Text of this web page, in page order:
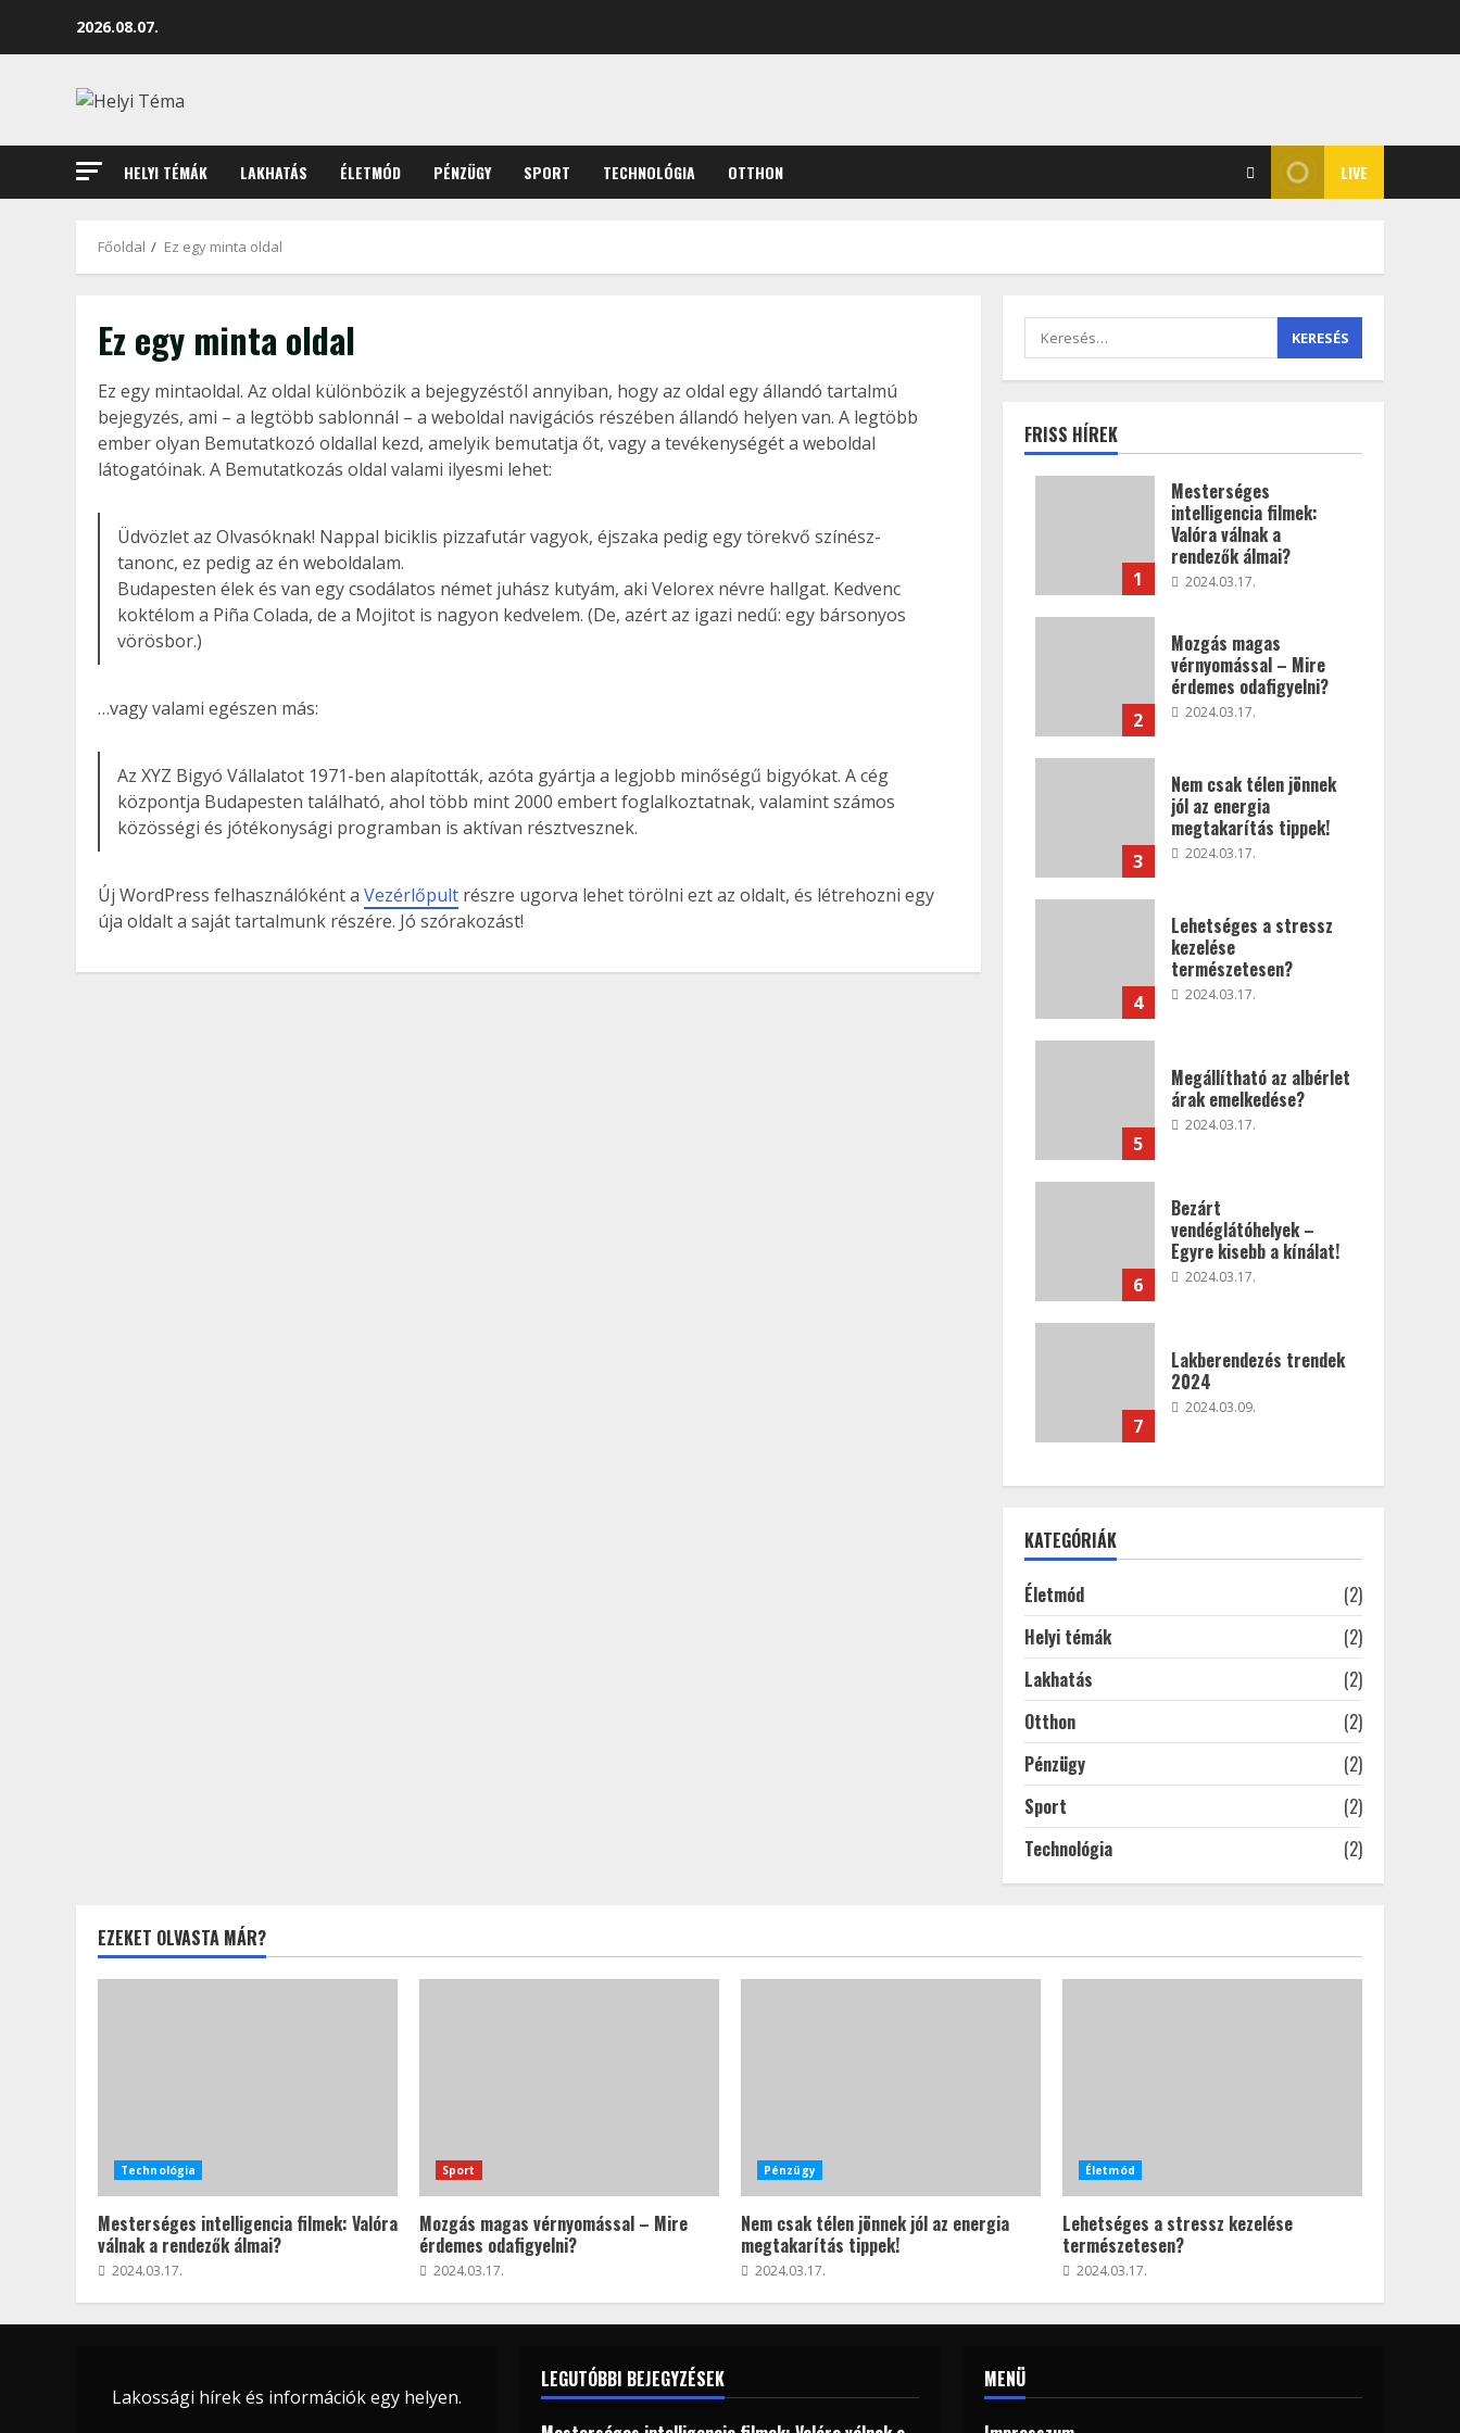
2026.08.07.
HELYI TÉMÁK LAKHATÁS ÉLETMÓD PÉNZÜGY SPORT TECHNOLÓGIA OTTHON LIVE
Főoldal Ez egy minta oldal
Ez egy minta oldal
Ez egy mintaoldal. Az oldal különbözik a bejegyzéstől annyiban, hogy az oldal egy állandó tartalmú
bejegyzés, ami – a legtöbb sablonnál – a weboldal navigációs részében állandó helyen van. A legtöbb
ember olyan Bemutatkozó oldallal kezd, amelyik bemutatja őt, vagy a tevékenységét a weboldal
látogatóinak. A Bemutatkozás oldal valami ilyesmi lehet:
Üdvözlet az Olvasóknak! Nappal biciklis pizzafutár vagyok, éjszaka pedig egy törekvő színész-
tanonc, ez pedig az én weboldalam.
Budapesten élek és van egy csodálatos német juhász kutyám, aki Velorex névre hallgat. Kedvenc
koktélom a Piña Colada, de a Mojitot is nagyon kedvelem. (De, azért az igazi nedű: egy bársonyos
vörösbor.)
…vagy valami egészen más:
Az XYZ Bigyó Vállalatot 1971-ben alapították, azóta gyártja a legjobb minőségű bigyókat. A cég
központja Budapesten található, ahol több mint 2000 embert foglalkoztatnak, valamint számos
közösségi és jótékonysági programban is aktívan résztvesznek.
Új WordPress felhasználóként a Vezérlőpult részre ugorva lehet törölni ezt az oldalt, és létrehozni egy
úja oldalt a saját tartalmunk részére. Jó szórakozást!
FRISS HÍREK
1
Mesterséges
intelligencia filmek:
Valóra válnak a
rendezők álmai?
2024.03.17.
2
Mozgás magas
vérnyomással – Mire
érdemes odafigyelni?
2024.03.17.
3
Nem csak télen jönnek
jól az energia
megtakarítás tippek!
2024.03.17.
4
Lehetséges a stressz
kezelése
természetesen?
2024.03.17.
5
Megállítható az albérlet
árak emelkedése?
2024.03.17.
6
Bezárt
vendéglátóhelyek –
Egyre kisebb a kínálat!
2024.03.17.
7
Lakberendezés trendek
2024
2024.03.09.
KATEGÓRIÁK
Életmód
(2)
Helyi témák
(2)
Lakhatás
(2)
Otthon
(2)
Pénzügy
(2)
Sport
(2)
Technológia
(2)
EZEKET OLVASTA MÁR?
Technológia
Mesterséges intelligencia filmek: Valóra
válnak a rendezők álmai?
2024.03.17.
Sport
Mozgás magas vérnyomással – Mire
érdemes odafigyelni?
2024.03.17.
Pénzügy
Nem csak télen jönnek jól az energia
megtakarítás tippek!
2024.03.17.
Életmód
Lehetséges a stressz kezelése
természetesen?
2024.03.17.
Lakossági hírek és információk egy helyen.
LEGUTÓBBI BEJEGYZÉSEK MENÜ